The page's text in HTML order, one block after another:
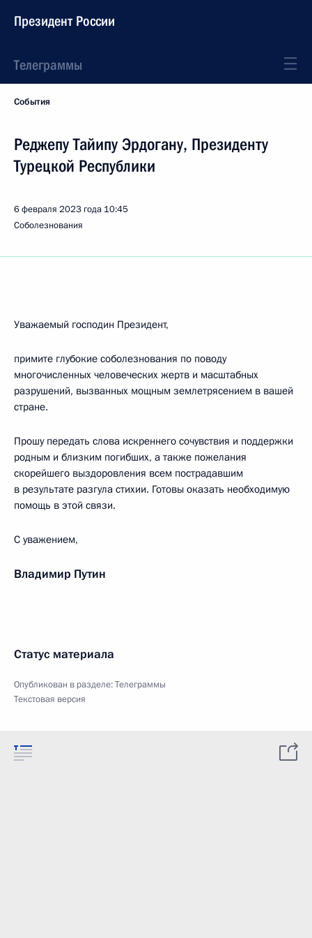
Президент России
Телеграммы
События
Реджепу Тайипу Эрдогану, Президенту
Турецкой Республики
6 февраля 2023 года 10:45
Соболезнования
Уважаемый господин Президент,
примите глубокие соболезнования по поводу
многочисленных человеческих жертв и масштабных
разрушений, вызванных мощным землетрясением в вашей
стране.
Прошу передать слова искреннего сочувствия и поддержки
родным и близким погибших, а также пожелания
скорейшего выздоровления всем пострадавшим
в результате разгула стихии. Готовы оказать необходимую
помощь в этой связи.
С уважением,
Владимир Путин
Статус материала
Опубликован в разделе:Телеграммы
Текстовая версия